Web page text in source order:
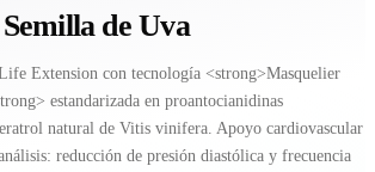
de Uva
Extension con tecnología <strong>Masquelier
estandarizada en proantocianidinas
natural de Vitis vinifera. Apoyo cardiovascular
reducción de presión diastólica y frecuencia